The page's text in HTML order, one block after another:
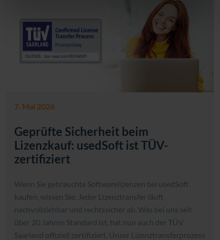
7. Mai 2026
Geprüfte Sicherheit beim
Lizenzkauf: usedSoft ist TÜV-
zertifiziert
Wenn Sie gebrauchte Softwarelizenzen bei usedSoft
kaufen, wissen Sie: Jeder Lizenztransfer läuft
nachvollziehbar und rechtssicher ab. Was bei uns seit
über 20 Jahren Standard ist, hat nun auch der TÜV
Saarland offiziell zertifiziert. Unser Lizenztransferprozess